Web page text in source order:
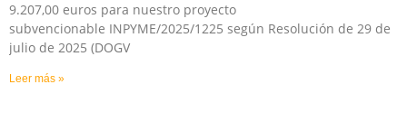
9.207,00 euros para nuestro proyecto
subvencionable INPYME/2025/1225 según Resolución de 29 de
julio de 2025 (DOGV
Leer más »